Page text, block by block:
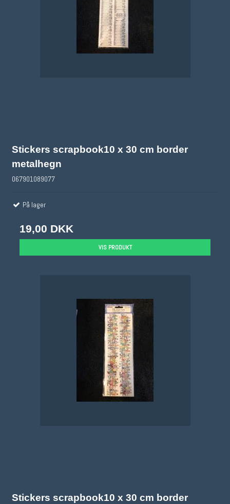
Stickers scrapbook10 x 30 cm border
metalhegn
067901089077
På lager
19,00 DKK
VIS PRODUKT
Stickers scrapbook10 x 30 cm border